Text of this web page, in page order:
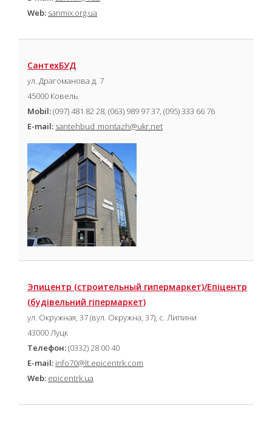
Web: sanmix.org.ua
СантехБУД
ул. Драгоманова д. 7
45000 Ковель
Mobil:(097) 481 82 28, (063) 989 97 37, (095) 333 66 76
E-mail: santehbud_montazh@ukr.net
Эпицентр (cтроительный гипермаркет)/Епіцентр
(будівельний гіпермаркет)
ул. Окружная, 37 (вул. Окружна, 37), с. Липини
43000 Луцк
Телефон:(0332) 28 00 40
E-mail: info70@lt.epicentrk.com
Web: epicentrk.ua